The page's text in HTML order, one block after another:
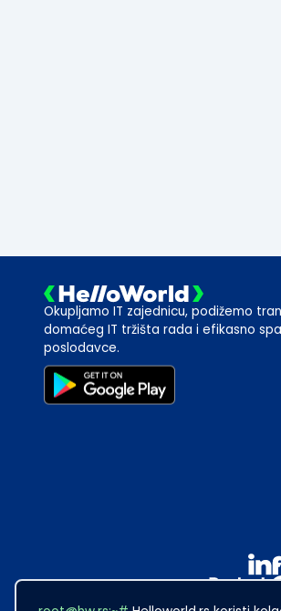
Okupljamo IT zajednicu, podižemo
domaćeg IT tržišta rada i efikasno
poslodavce.